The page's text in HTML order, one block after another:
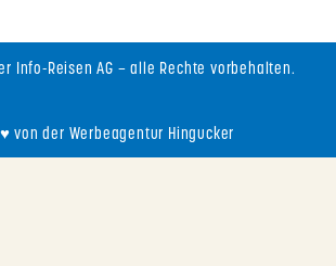
Info-Reisen AG – alle Rechte vorbehalten.
von der Werbeagentur Hingucker